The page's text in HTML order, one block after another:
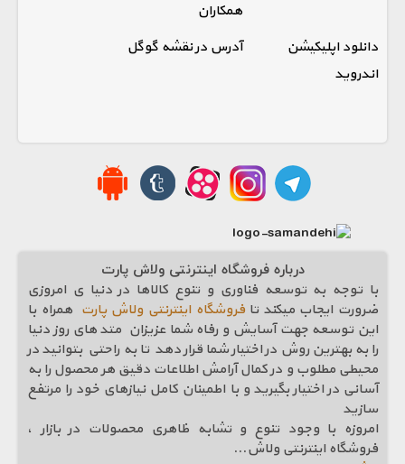
همکاران
دانلود اپلیکیشن
اندروید
آدرس در نقشه گوگل
درباره فروشگاه اینترنتی ولاش پارت
با توجه به توسعه فناوری و تنوع کالاها در دنیا ی امروزی
ضرورت ایجاب میکند تافروشگاه اینترنتی ولاش پارت همراه با
این توسعه جهت آسایش و رفاه شما عزیزان متد های روز دنیا
را به بهترین روش در اختیار شما قرار دهد تا به راحتی بتوانید در
محیطی مطلوب و در کمال آرامش اطلاعات دقیق هر محصول را به
آسانی در اختیار بگیرید و با اطمینان کامل نیازهای خود را مرتفع
سازيد
امروزه با وجود تنوع و تشابه ظاهری محصولات در بازار ،
فروشگاه اینترنتی ولاش...